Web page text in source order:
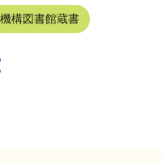
構図書館蔵書